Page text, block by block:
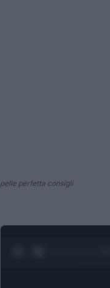
pelle perfetta consigli